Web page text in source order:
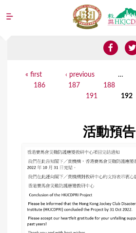
Jump to navigation
« first ‹ previous …
186
187 188
191
192
活動預告